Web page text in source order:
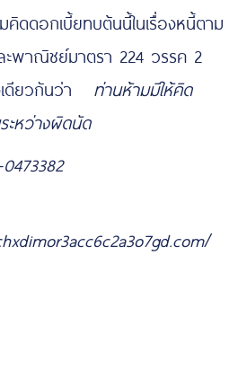
ดดอกเบี้ยทบต้นนี้ในเรื่องหนี้ตาม
ะพาณิชย์มาตรา 224 วรรค 2
ดียวกันว่า ท่านห้ามมิให้คิด
ะหว่างผิดนัด